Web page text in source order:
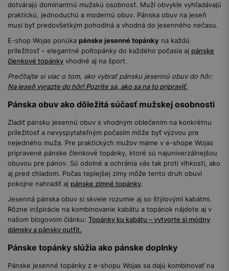
dotvárajú dominantnú mužskú osobnosť. Muži obvykle vyhľadávajú
praktickú, jednoduchú a modernú obuv. Pánska obuv na jeseň
musí byť predovšetkým pohodlná a vhodná do jesenného nečasu.
E-shop Wojas ponúka pánske jesenné topánky na každú
príležitosť – elegantné poltopánky do každého počasia aj pánske
členkové topánky vhodné aj na šport.
Prečítajte si viac o tom, ako vybrať pánsku jesennú obuv do hôr:
Na jeseň vyrazte do hôr! Pozrite sa, ako sa na to pripraviť.
Pánska obuv ako dôležitá súčasť mužskej osobnosti
Zladiť pánsku jesennú obuv s vhodným oblečením na konkrétnu
príležitosť a nevyspytateľným počasím môže byť výzvou pre
nejedného muža. Pre praktických mužov máme v e-shope Wojas
pripravené pánske členkové topánky, ktoré sú najuniverzálnejšou
obuvou pre pánov. Sú odolné a ochránia vás tak proti vlhkosti, ako
aj pred chladom. Počas teplejšej zimy môže tento druh obuvi
pokojne nahradiť aj pánske zimné topánky.
Jesenná pánska obuv si skvele rozumie aj so štýlovými kabátmi.
Rôzne inšpirácie na kombinovanie kabátu a topánok nájdete aj v
našom blogovom článku: Topánky ku kabátu – vytvorte si módny
dámsky a pánsky outfit.
Pánske topánky slúžia ako pánske doplnky
Pánske jesenné topánky z e-shopu Wojas sa dajú kombinovať na